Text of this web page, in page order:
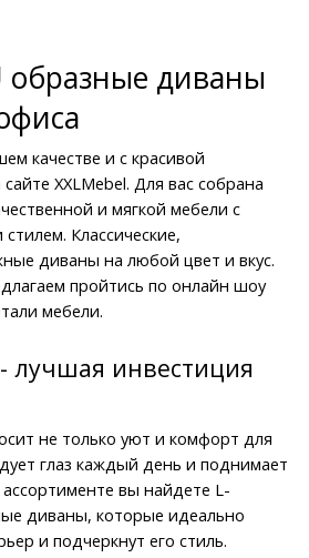
образные диваны
качестве и с красивой
XXLMebel. Для вас собрана
и мягкой мебели с
Классические,
диваны на любой цвет и вкус.
пройтись по онлайн шоу
мебели.
лучшая инвестиция
не только уют и комфорт для
глаз каждый день и поднимает
вы найдете L-
диваны, которые идеально
и подчеркнут его стиль.